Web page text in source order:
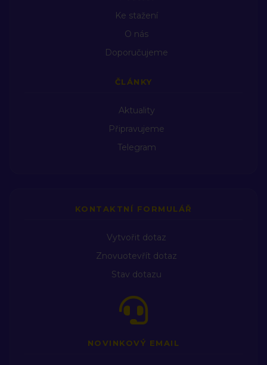
Ke stažení
O nás
Doporučujeme
ČLÁNKY
Aktuality
Připravujeme
Telegram
KONTAKTNÍ FORMULÁŘ
Vytvořit dotaz
Znovuotevřít dotaz
Stav dotazu
NOVINKOVÝ EMAIL